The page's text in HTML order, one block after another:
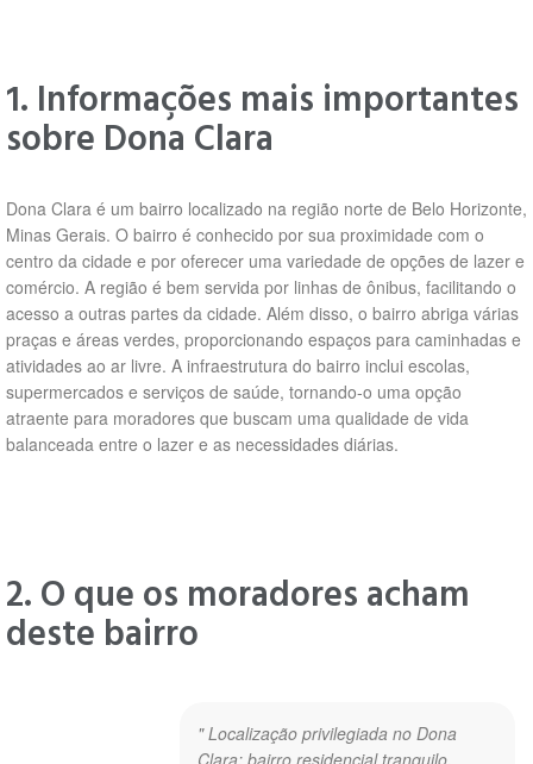
1. Informações mais importantes
sobre Dona Clara
Dona Clara é um bairro localizado na região norte de Belo Horizonte,
Minas Gerais. O bairro é conhecido por sua proximidade com o
centro da cidade e por oferecer uma variedade de opções de lazer e
comércio. A região é bem servida por linhas de ônibus, facilitando o
acesso a outras partes da cidade. Além disso, o bairro abriga várias
praças e áreas verdes, proporcionando espaços para caminhadas e
atividades ao ar livre. A infraestrutura do bairro inclui escolas,
supermercados e serviços de saúde, tornando-o uma opção
atraente para moradores que buscam uma qualidade de vida
balanceada entre o lazer e as necessidades diárias.
2. O que os moradores acham
deste bairro
" Localização privilegiada no Dona